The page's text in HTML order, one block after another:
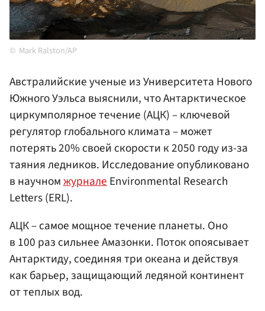
Mark Ralston/AP
Австралийские ученые из Университета Нового
Южного Уэльса выяснили, что Антарктическое
циркумполярное течение (АЦК) – ключевой
регулятор глобального климата – может
потерять 20% своей скорости к 2050 году из-за
таяния ледников. Исследование опубликовано
в научномжурналеEnvironmental Research
Letters (ERL).
АЦК – самое мощное течение планеты. Оно
в 100 раз сильнее Амазонки. Поток опоясывает
Антарктиду, соединяя три океана и действуя
как барьер, защищающий ледяной континент
от теплых вод.